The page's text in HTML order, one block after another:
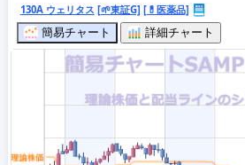
130A ウェリタス [🌱東証G] [💊医薬品]
簡易チャート
詳細チャート